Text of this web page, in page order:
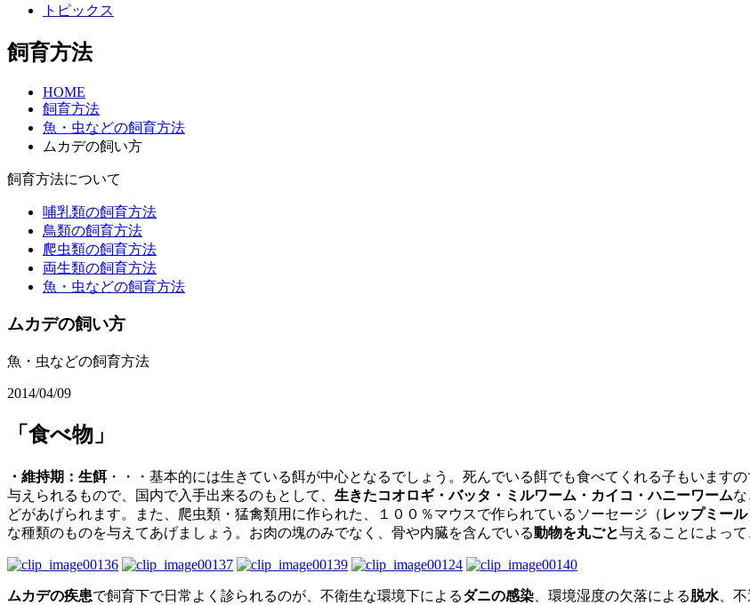
トピックス
飼育方法
HOME
飼育方法
魚・虫などの飼育方法
ムカデの飼い方
飼育方法について
哺乳類の飼育方法
鳥類の飼育方法
爬虫類の飼育方法
両生類の飼育方法
魚・虫などの飼育方法
ムカデの飼い方
魚・虫などの飼育方法
2014/04/09
「食べ物」
・ 維持期 ：生餌・・・基本的には生きている餌が中心となるでしょう。死んでいる餌でも食べてくれる子もいます
与えられるもので、国内で入手出来るのもとして、 生きたコオロギ・バッタ・ミルワーム・カイコ・ハニーワームな
どがあげられます。また、爬虫類・猛禽類用に作られた、１００％マウスで作られているソーセージ（ レップミール
な種類のものを与えてあげましょう。お肉の塊のみでなく、骨や内臓を含んでいる動物を丸ごと与えることによって
ムカデの疾患で飼育下で日常よく診られるのが、不衛生な環境下によるダニの感染 、環境湿度の欠落による脱水 、